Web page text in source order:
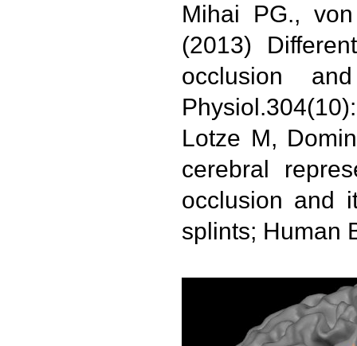
Mihai PG.,
(2013)
occlusion
Lotze M,
cerebral
occlusion and
splints; Human